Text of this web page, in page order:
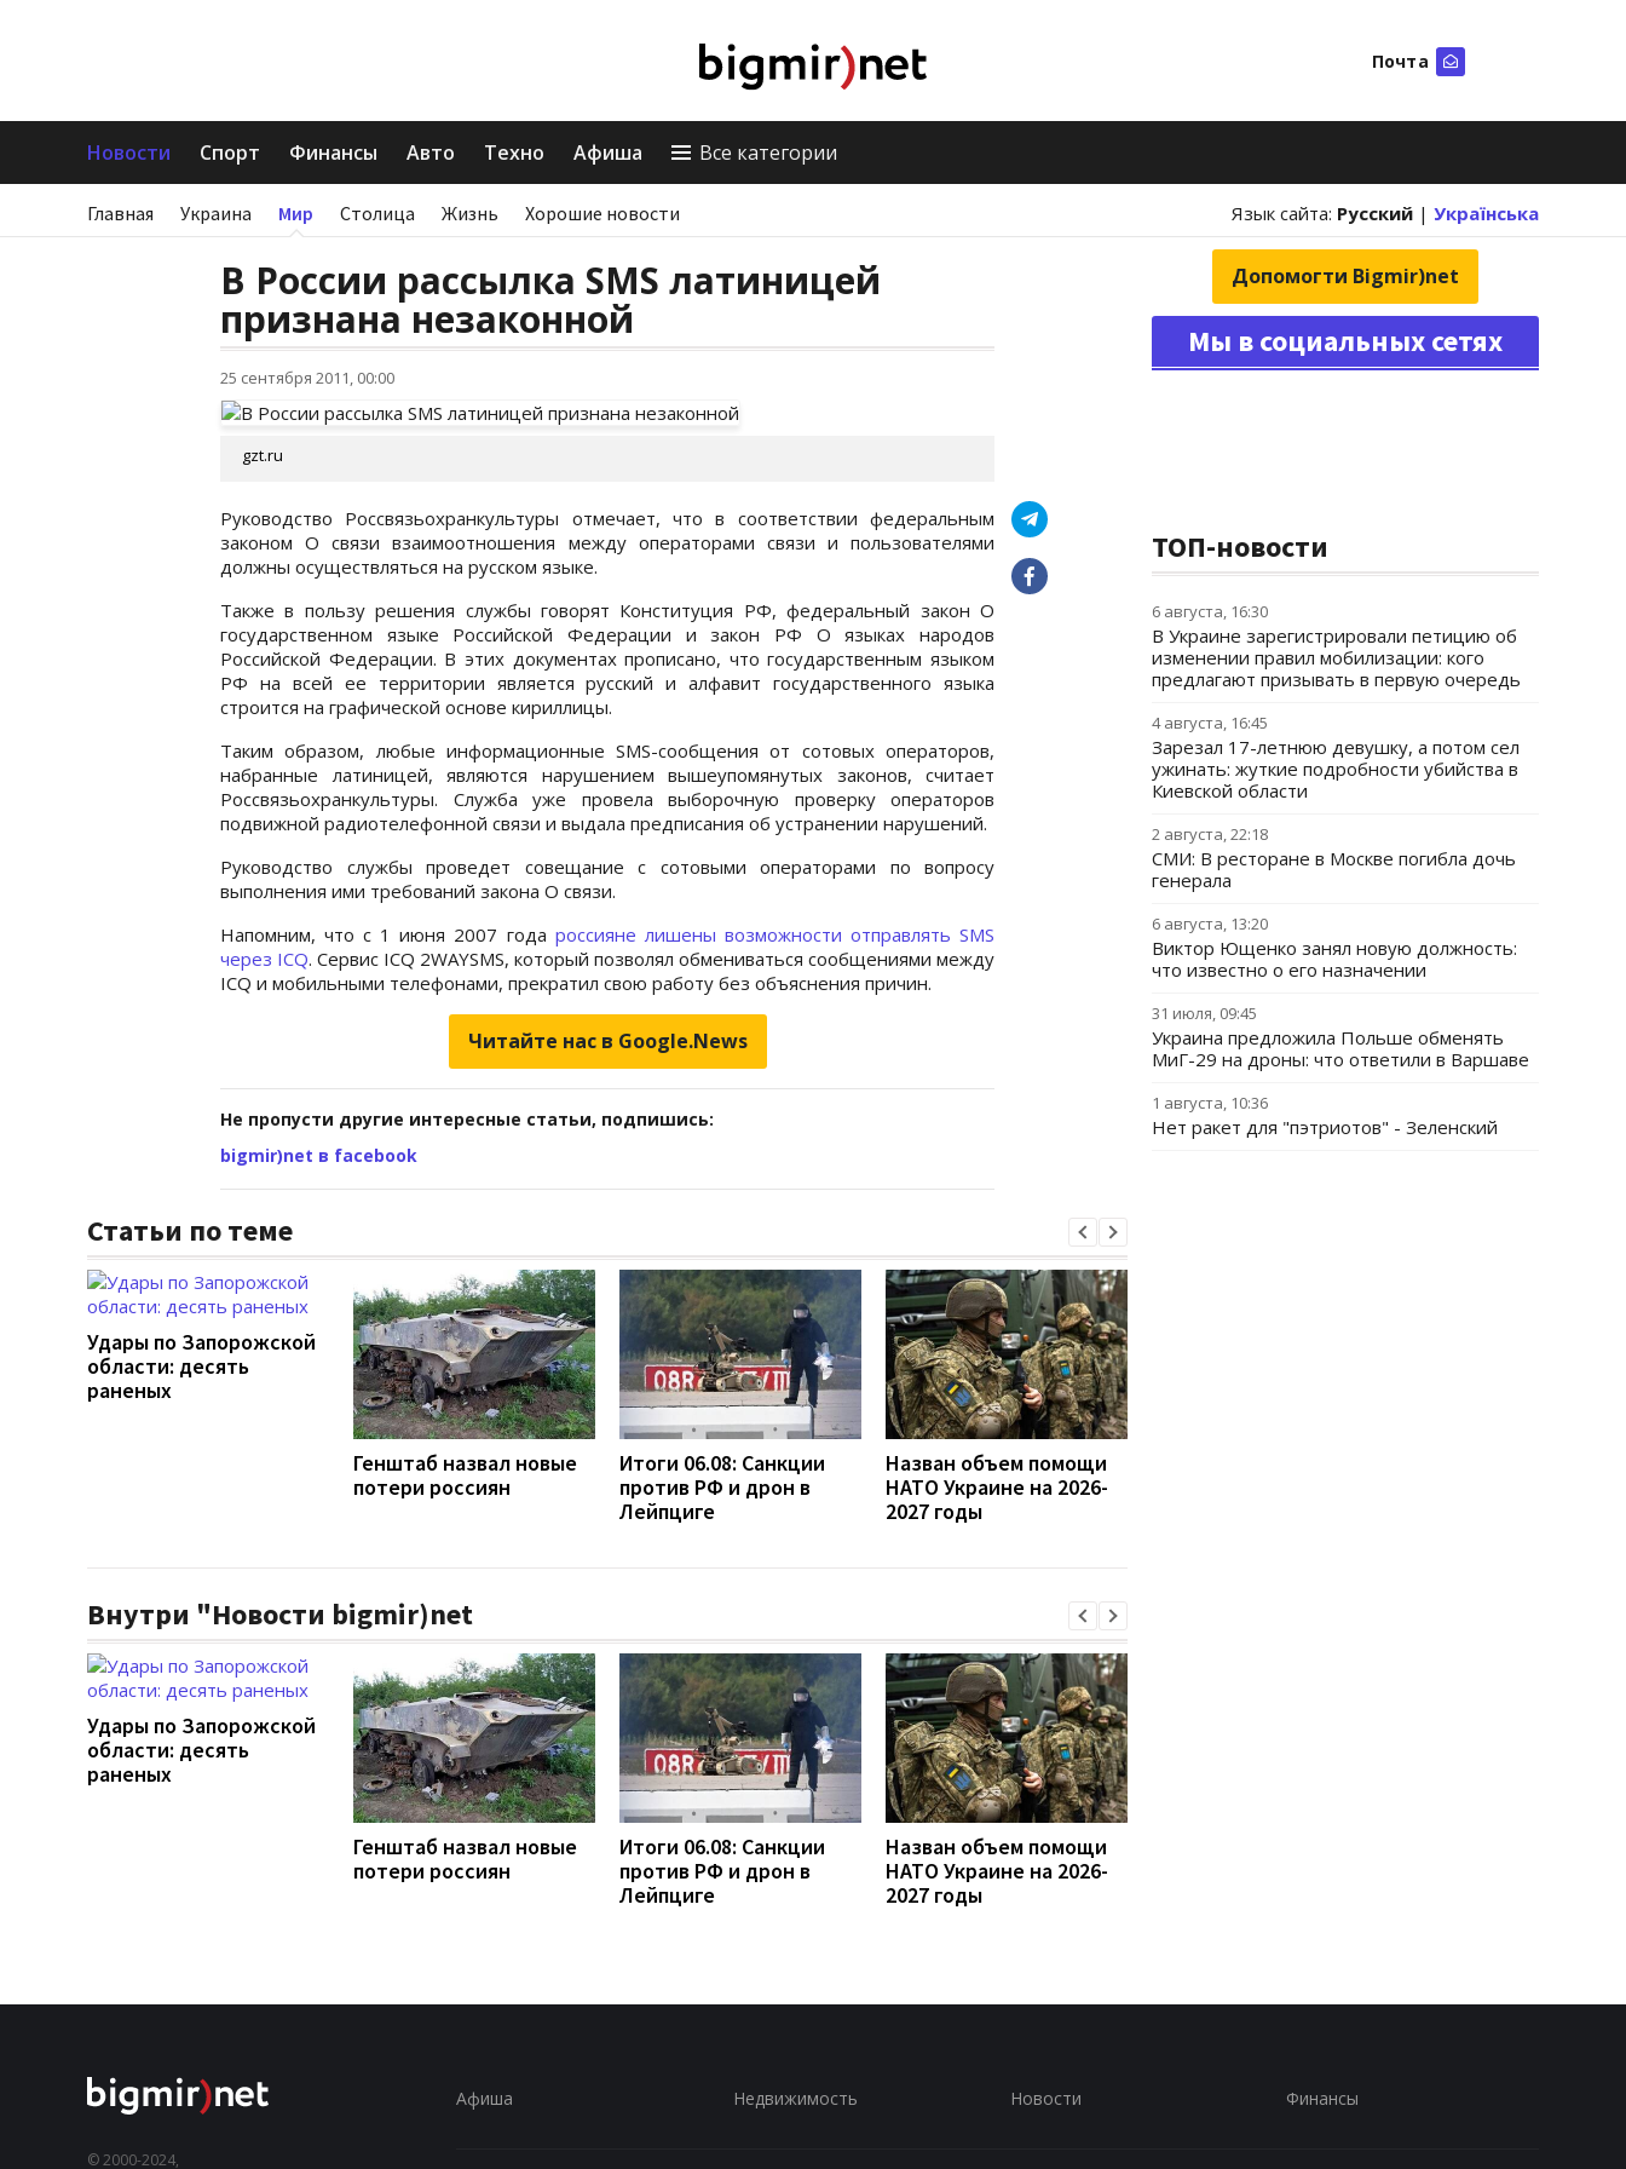
Почта
Новости Спорт Финансы Авто Техно Афиша Все категории
Главная Украина Мир Столица Жизнь Хорошие новости Язык сайта: Русский | Українська
В России рассылка SMS латиницей
признана незаконной
25 сентября 2011, 00:00
gzt.ru
Руководство Россвязьохранкультуры отмечает, что в соответствии федеральным
законом О связи взаимоотношения между операторами связи и пользователями
должны осуществляться на русском языке.
Также в пользу решения службы говорят Конституция РФ, федеральный закон О
государственном языке Российской Федерации и закон РФ О языках народов
Российской Федерации. В этих документах прописано, что государственным языком
РФ на всей ее территории является русский и алфавит государственного языка
строится на графической основе кириллицы.
Таким образом, любые информационные SMS-сообщения от сотовых операторов,
набранные латиницей, являются нарушением вышеупомянутых законов, считает
Россвязьохранкультуры. Служба уже провела выборочную проверку операторов
подвижной радиотелефонной связи и выдала предписания об устранении нарушений.
Руководство службы проведет совещание с сотовыми операторами по вопросу
выполнения ими требований закона О связи.
Напомним, что с 1 июня 2007 года россияне лишены возможности отправлять SMS
через ICQ. Сервис ICQ 2WAYSMS, который позволял обмениваться сообщениями между
ICQ и мобильными телефонами, прекратил свою работу без объяснения причин.
Читайте нас в Google.News
Не пропусти другие интересные статьи, подпишись:
bigmir)net в facebook
Статьи по теме
Удары по Запорожской
области: десять
раненых
Генштаб назвал новые
потери россиян
Итоги 06.08: Санкции
против РФ и дрон в
Лейпциге
Назван объем помощи
НАТО Украине на 2026-
2027 годы
Внутри "Новости bigmir)net
Удары по Запорожской
области: десять
раненых
Генштаб назвал новые
потери россиян
Итоги 06.08: Санкции
против РФ и дрон в
Лейпциге
Назван объем помощи
НАТО Украине на 2026-
2027 годы
Допомогти Bigmir)net
Мы в социальных сетях
ТОП-новости
6 августа, 16:30
В Украине зарегистрировали петицию об
изменении правил мобилизации: кого
предлагают призывать в первую очередь
4 августа, 16:45
Зарезал 17-летнюю девушку, а потом сел
ужинать: жуткие подробности убийства в
Киевской области
2 августа, 22:18
СМИ: В ресторане в Москве погибла дочь
генерала
6 августа, 13:20
Виктор Ющенко занял новую должность:
что известно о его назначении
31 июля, 09:45
Украина предложила Польше обменять
МиГ-29 на дроны: что ответили в Варшаве
1 августа, 10:36
Нет ракет для "пэтриотов" - Зеленский
© 2000-2024,
Афиша Недвижимость Новости Финансы